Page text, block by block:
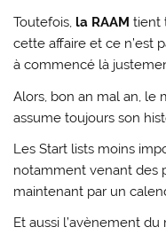
Toutefois, la RAAM tient
cette affaire et ce n’est
à commencé là
Alors, bon an mal an, le
assume toujours son
Les Start lists moins
notamment venant des
maintenant par un
Et aussi l’avènement